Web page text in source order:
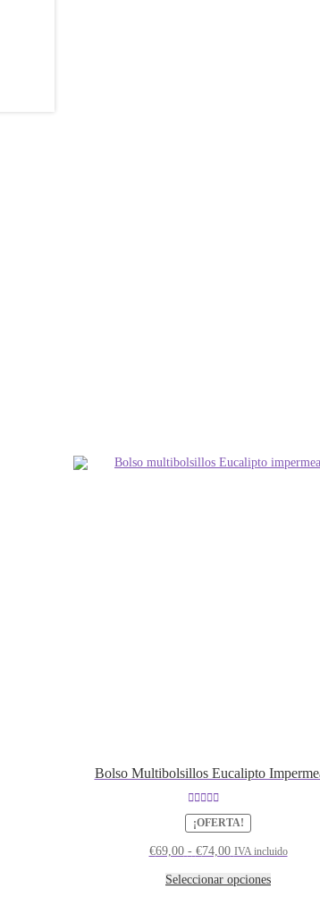
Bolso Multibolsillos Eucalipto
Valorado con
5.00de 5
¡OFERTA!
€69,00 - €74,00Rango
precios:
IVA incluido
Seleccionar opcionesEste